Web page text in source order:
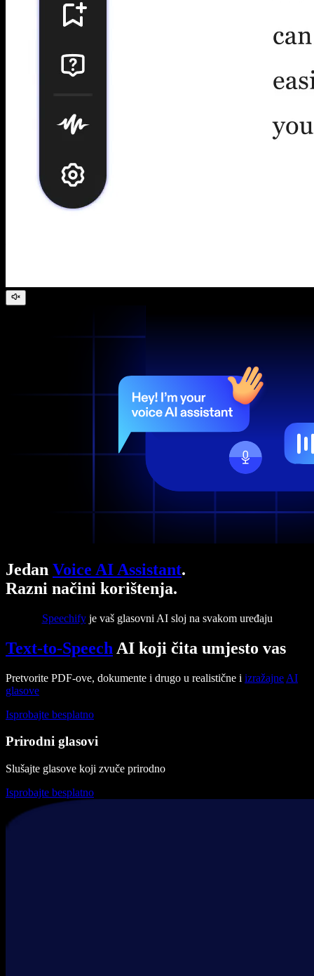
Jedan Voice AI Assistant.
Razni načini korištenja.
Speechifyje vaš glasovni AI sloj na svakom uređaju
Text-to-Speech AI koji čita umjesto vas
Pretvorite PDF-ove, dokumente i drugo u realistične i izražajne AI
glasove
Isprobajte besplatno
Prirodni glasovi
Slušajte glasove koji zvuče prirodno
Isprobajte besplatno